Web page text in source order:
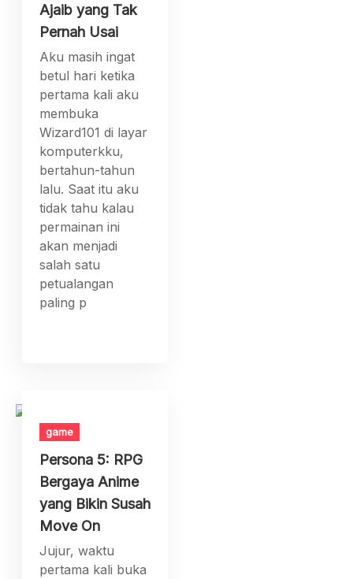
Ajaib yang Tak
Pernah Usai
Aku masih ingat
betul hari ketika
pertama kali aku
membuka
Wizard101 di layar
komputerkku,
bertahun-tahun
lalu. Saat itu aku
tidak tahu kalau
permainan ini
akan menjadi
salah satu
petualangan
paling p
game
Persona 5: RPG
Bergaya Anime
yang Bikin Susah
Move On
Jujur, waktu
pertama kali buka